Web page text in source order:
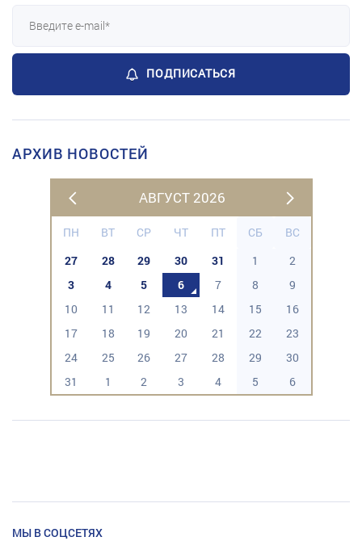
ПОДПИСАТЬСЯ
АРХИВ НОВОСТЕЙ
АВГУСТ 2026
ПН ВТ СР ЧТ ПТ СБ
ВС
27
28 29 30 31 1
2
3
4 5 6 7 8
9
10
11 12 13 14 15
16
17
18 19 20 21 22
23
24
25 26 27 28 29
30
31
1 2 3 4 5 6
МЫ В СОЦСЕТЯХ